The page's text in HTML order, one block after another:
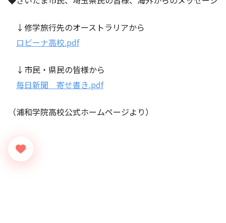
↓修学旅行先のオーストラリアから
ロビーナ高校.pdf
↓市民・県民の皆様から
毎日新聞 寄せ書き.pdf
（浦和学院高校公式ホームページより）